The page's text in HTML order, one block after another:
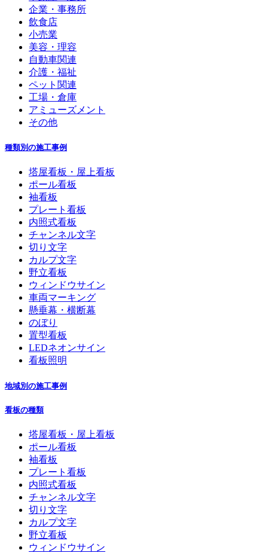
企業・事務所
飲食店
小売業
美容・理容
自動車関連
介護・福祉
ペット関連
工場・倉庫
アミューズメント
その他
種類別の施工事例
塔屋看板・屋上看板
ポール看板
袖看板
プレート看板
内照式看板
チャンネル文字
切り文字
カルプ文字
野立看板
ウィンドウサイン
車両マーキング
懸垂幕・横断幕
のぼり
置型看板
LEDネオンサイン
看板照明
地域別の施工事例
看板の種類
塔屋看板・屋上看板
ポール看板
袖看板
プレート看板
内照式看板
チャンネル文字
切り文字
カルプ文字
野立看板
ウィンドウサイン